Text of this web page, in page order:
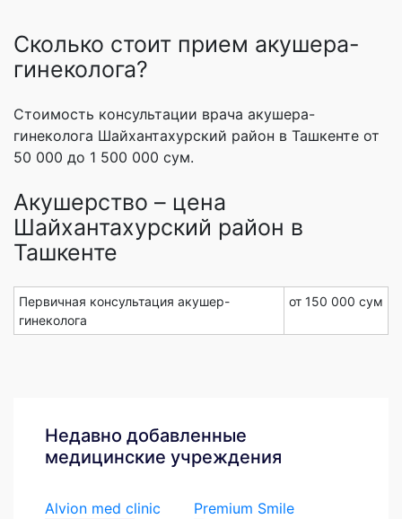
Сколько стоит прием акушера-
гинеколога?
Стоимость консультации врача акушера-
гинеколога Шайхантахурский район в Ташкенте от
50 000 до 1 500 000 сум.
Акушерство – цена
Шайхантахурский район в
Ташкенте
Первичная консультация акушер-
гинеколога
от 150 000 сум
Недавно добавленные
медицинские учреждения
Alvion med clinic
Premium Smile